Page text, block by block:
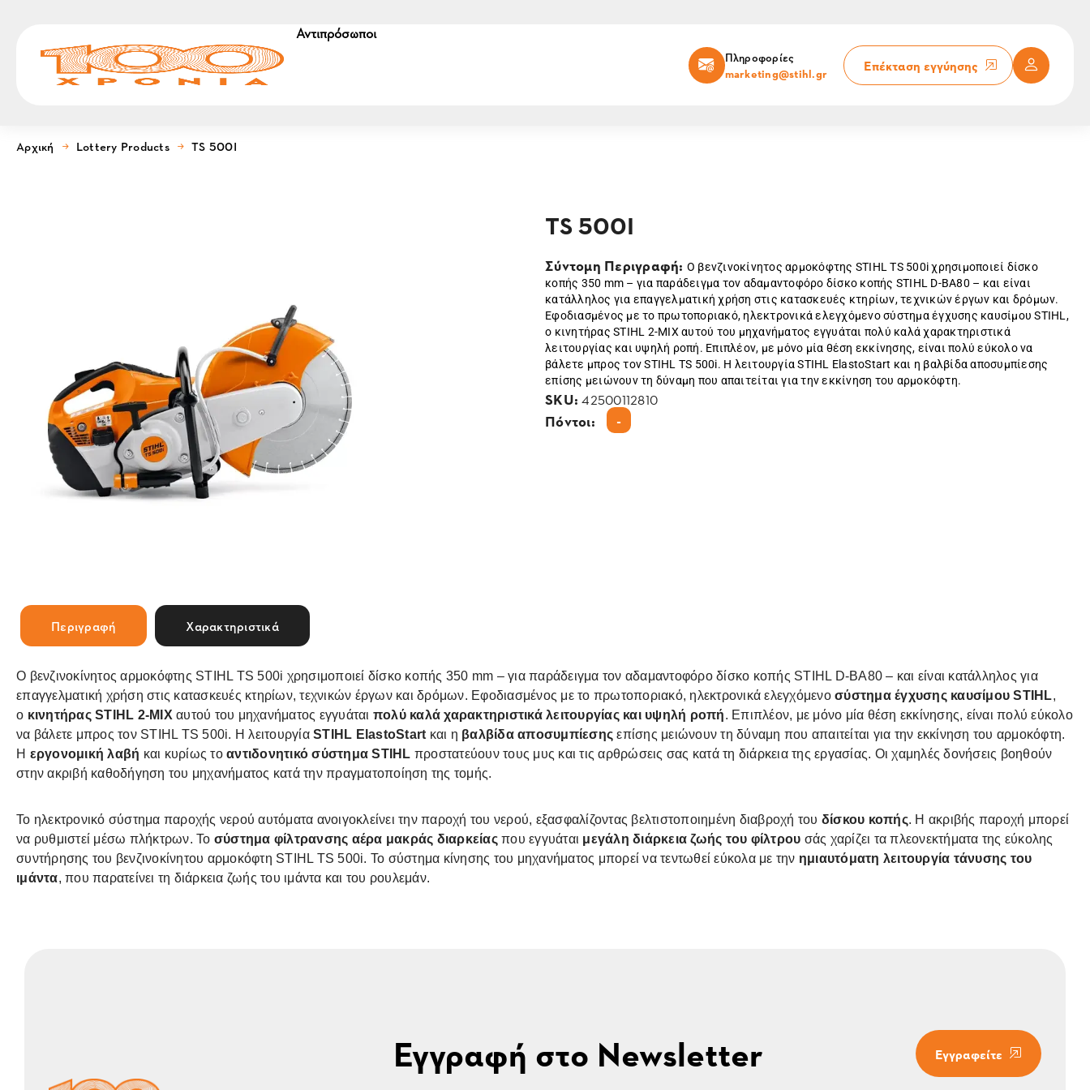
Αντιπρόσωποι
Πληροφορίες
marketing@stihl.gr
Επέκταση εγγύησης
Αρχική Lottery Products TS 500I
TS 500I
Σύντομη Περιγραφή: Ο βενζινοκίνητος αρμοκόφτης STIHL TS 500i χρησιμοποιεί δίσκο
κοπής 350 mm – για παράδειγμα τον αδαμαντοφόρο δίσκο κοπής STIHL D-BA80 – και είναι
κατάλληλος για επαγγελματική χρήση στις κατασκευές κτηρίων, τεχνικών έργων και δρόμων.
Εφοδιασμένος με το πρωτοποριακό, ηλεκτρονικά ελεγχόμενο σύστημα έγχυσης καυσίμου STIHL,
ο κινητήρας STIHL 2-MIX αυτού του μηχανήματος εγγυάται πολύ καλά χαρακτηριστικά
λειτουργίας και υψηλή ροπή. Επιπλέον, με μόνο μία θέση εκκίνησης, είναι πολύ εύκολο να
βάλετε μπρος τον STIHL TS 500i. Η λειτουργία STIHL ElastoStart και η βαλβίδα αποσυμπίεσης
επίσης μειώνουν τη δύναμη που απαιτείται για την εκκίνηση του αρμοκόφτη.
SKU:42500112810
Πόντοι: -
Περιγραφή Χαρακτηριστικά
Ο βενζινοκίνητος αρμοκόφτης STIHL TS 500i χρησιμοποιεί δίσκο κοπής 350 mm – για παράδειγμα τον αδαμαντοφόρο δίσκο κοπής STIHL D-BA80 – και είναι κατάλληλος για
επαγγελματική χρήση στις κατασκευές κτηρίων, τεχνικών έργων και δρόμων. Εφοδιασμένος με το πρωτοποριακό, ηλεκτρονικά ελεγχόμενο σύστημα έγχυσης καυσίμου STIHL,
ο κινητήρας STIHL 2-MIX αυτού του μηχανήματος εγγυάται πολύ καλά χαρακτηριστικά λειτουργίας και υψηλή ροπή. Επιπλέον, με μόνο μία θέση εκκίνησης, είναι πολύ εύκολο
να βάλετε μπρος τον STIHL TS 500i. Η λειτουργία STIHL ElastoStart και η βαλβίδα αποσυμπίεσης επίσης μειώνουν τη δύναμη που απαιτείται για την εκκίνηση του αρμοκόφτη.
Η εργονομική λαβή και κυρίως το αντιδονητικό σύστημα STIHL προστατεύουν τους μυς και τις αρθρώσεις σας κατά τη διάρκεια της εργασίας. Οι χαμηλές δονήσεις βοηθούν
στην ακριβή καθοδήγηση του μηχανήματος κατά την πραγματοποίηση της τομής.
Το ηλεκτρονικό σύστημα παροχής νερού αυτόματα ανοιγοκλείνει την παροχή του νερού, εξασφαλίζοντας βελτιστοποιημένη διαβροχή του δίσκου κοπής. Η ακριβής παροχή μπορεί
να ρυθμιστεί μέσω πλήκτρων. Το σύστημα φίλτρανσης αέρα μακράς διαρκείας που εγγυάται μεγάλη διάρκεια ζωής του φίλτρου σάς χαρίζει τα πλεονεκτήματα της εύκολης
συντήρησης του βενζινοκίνητου αρμοκόφτη STIHL TS 500i. Το σύστημα κίνησης του μηχανήματος μπορεί να τεντωθεί εύκολα με την ημιαυτόματη λειτουργία τάνυσης του
ιμάντα, που παρατείνει τη διάρκεια ζωής του ιμάντα και του ρουλεμάν.
Εγγραφή στο Newsletter Εγγραφείτε